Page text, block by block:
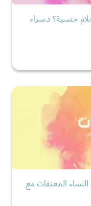
جنسية؟ د.سراء
المعنفات مع